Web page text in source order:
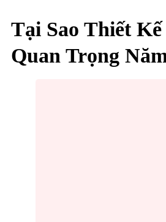
Tại Sao Thiết
Quan Trọng